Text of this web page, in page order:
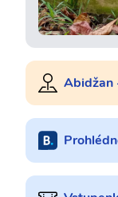
Abidžan